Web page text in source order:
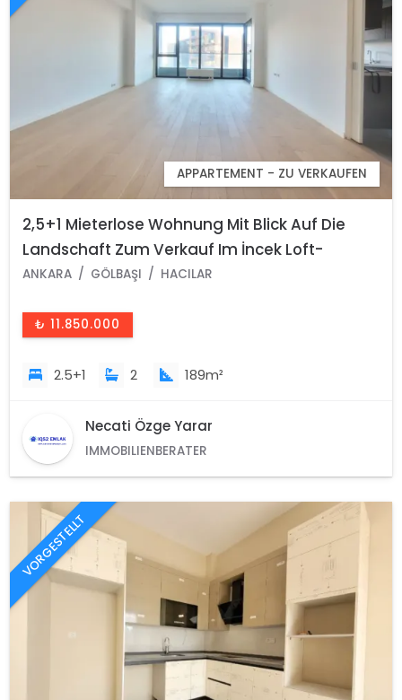
APPARTEMENT - ZU VERKAUFEN
2,5+1 Mieterlose Wohnung Mit Blick Auf Die
Landschaft Zum Verkauf Im İncek Loft-
Komplex
ANKARA GÖLBAŞI HACILAR
₺ 11.850.000
2.5+1 2 189m²
Necati Özge Yarar
IMMOBILIENBERATER
VORGESTELLT